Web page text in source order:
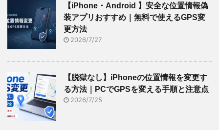
【iPhone・Android 】安全な位置情報偽
装アプリおすすめ｜無料で使えるGPS変
更方法
2026/7/27
【脱獄なし】iPhoneの位置情報を変更す
る方法｜PCでGPSを変える手順と注意点
2026/7/25